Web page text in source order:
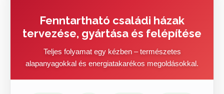
Fenntartható családi házak
tervezése, gyártása és felépítése
Teljes folyamat egy kézben – természetes
alapanyagokkal és energiatakarékos megoldásokkal.